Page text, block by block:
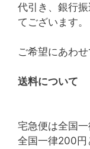
代引き、銀行
てございます。
ご希望にあわ
送料について
宅急便は全国
全国一律200円